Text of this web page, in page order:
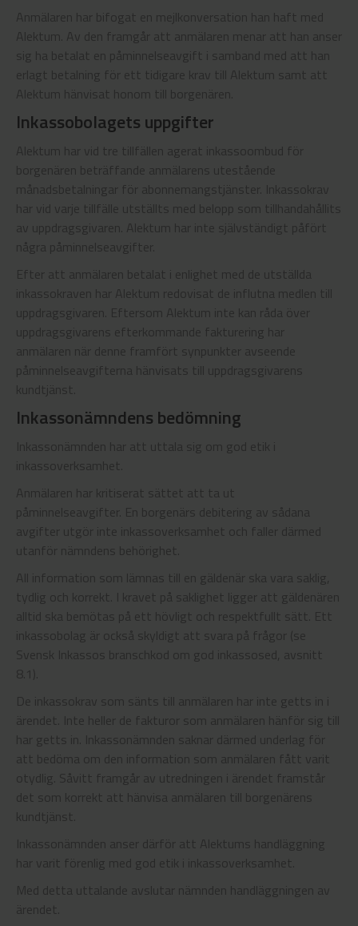
Anmälaren har bifogat en mejlkonversation han haft med
Alektum. Av den framgår att anmälaren menar att han anser
sig ha betalat en påminnelseavgift i samband med att han
erlagt betalning för ett tidigare krav till Alektum samt att
Alektum hänvisat honom till borgenären.
Inkassobolagets uppgifter
Alektum har vid tre tillfällen agerat inkassoombud för
borgenären beträffande anmälarens utestående
månadsbetalningar för abonnemangstjänster. Inkassokrav
har vid varje tillfälle utställts med belopp som tillhandahållits
av uppdragsgivaren. Alektum har inte självständigt påfört
några påminnelseavgifter.
Efter att anmälaren betalat i enlighet med de utställda
inkassokraven har Alektum redovisat de influtna medlen till
uppdragsgivaren. Eftersom Alektum inte kan råda över
uppdragsgivarens efterkommande fakturering har
anmälaren när denne framfört synpunkter avseende
påminnelseavgifterna hänvisats till uppdragsgivarens
kundtjänst.
Inkassonämndens bedömning
Inkassonämnden har att uttala sig om god etik i
inkassoverksamhet.
Anmälaren har kritiserat sättet att ta ut
påminnelseavgifter. En borgenärs debitering av sådana
avgifter utgör inte inkassoverksamhet och faller därmed
utanför nämndens behörighet.
All information som lämnas till en gäldenär ska vara saklig,
tydlig och korrekt. I kravet på saklighet ligger att gäldenären
alltid ska bemötas på ett hövligt och respektfullt sätt. Ett
inkassobolag är också skyldigt att svara på frågor (se
Svensk Inkassos branschkod om god inkassosed, avsnitt
8.1).
De inkassokrav som sänts till anmälaren har inte getts in i
ärendet. Inte heller de fakturor som anmälaren hänför sig till
har getts in. Inkassonämnden saknar därmed underlag för
att bedöma om den information som anmälaren fått varit
otydlig. Såvitt framgår av utredningen i ärendet framstår
det som korrekt att hänvisa anmälaren till borgenärens
kundtjänst.
Inkassonämnden anser därför att Alektums handläggning
har varit förenlig med god etik i inkassoverksamhet.
Med detta uttalande avslutar nämnden handläggningen av
ärendet.